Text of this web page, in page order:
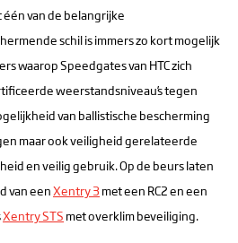
van de belangrijke
schil is immers zo kort mogelijk
waarop Speedgates van HTC zich
weerstandsniveau’s tegen
van ballistische bescherming
maar ook veiligheid gerelateerde
en veilig gebruik. Op de beurs laten
van eenXentry 3 met een RC2 en een
Xentry STS met overklim beveiliging.